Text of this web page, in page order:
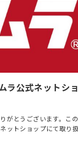
ラ公式ネットシ
がとうございます。この
ットショップにて取り